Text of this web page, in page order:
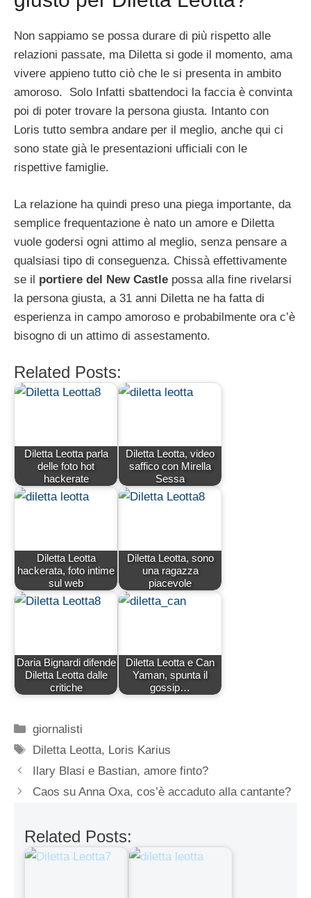
Non sappiamo se possa durare di più rispetto alle
relazioni passate, ma Diletta si gode il momento, ama
vivere appieno tutto ciò che le si presenta in ambito
amoroso. Solo Infatti sbattendoci la faccia è convinta
poi di poter trovare la persona giusta. Intanto con
Loris tutto sembra andare per il meglio, anche qui ci
sono state già le presentazioni ufficiali con le
rispettive famiglie.
La relazione ha quindi preso una piega importante, da
semplice frequentazione è nato un amore e Diletta
vuole godersi ogni attimo al meglio, senza pensare a
qualsiasi tipo di conseguenza. Chissà effettivamente
se il portiere del New Castle possa alla fine rivelarsi
la persona giusta, a 31 anni Diletta ne ha fatta di
esperienza in campo amoroso e probabilmente ora c’è
bisogno di un attimo di assestamento.
Related Posts:
Diletta Leotta parla
delle foto hot
hackerate
Diletta Leotta, video
saffico con Mirella
Sessa
Diletta Leotta
hackerata, foto intime
sul web
Diletta Leotta, sono
una ragazza
piacevole
Daria Bignardi difende
Diletta Leotta dalle
critiche
Diletta Leotta e Can
Yaman, spunta il
gossip…
Categorie
giornalisti
Tag
Diletta Leotta, Loris Karius
Ilary Blasi e Bastian, amore finto?
Caos su Anna Oxa, cos’è accaduto alla cantante?
Related Posts: